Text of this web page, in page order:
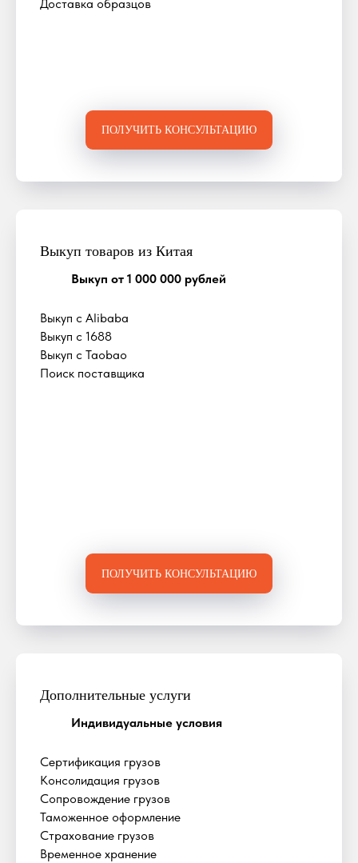
Доставка образцов
ПОЛУЧИТЬ КОНСУЛЬТАЦИЮ
Выкуп товаров из Китая
Выкуп от 1 000 000 рублей
Выкуп с Alibaba
Выкуп с 1688
Выкуп с Taobao
Поиск поставщика
ПОЛУЧИТЬ КОНСУЛЬТАЦИЮ
Дополнительные услуги
Индивидуальные условия
Сертификация грузов
Консолидация грузов
Сопровождение грузов
Таможенное оформление
Страхование грузов
Временное хранение